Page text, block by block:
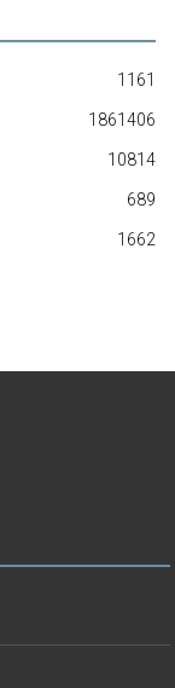
1161
1861406
10814
689
1662